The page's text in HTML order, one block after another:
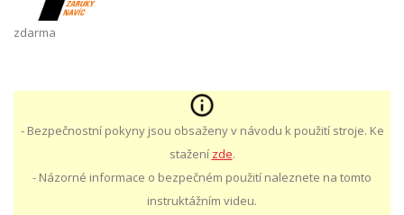
zdarma
- Bezpečnostní pokyny jsou obsaženy v návodu k použití stroje. Ke
stažení zde.
- Názorné informace o bezpečném použití naleznete na tomto
instruktážním videu.